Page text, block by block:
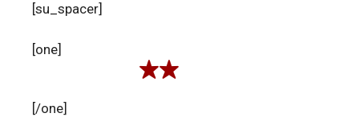
[su_spacer]
[one]
[/one]